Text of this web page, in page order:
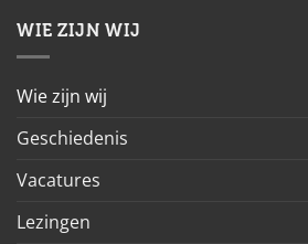
WIE ZIJN WIJ
Wie zijn wij
Geschiedenis
Vacatures
Lezingen